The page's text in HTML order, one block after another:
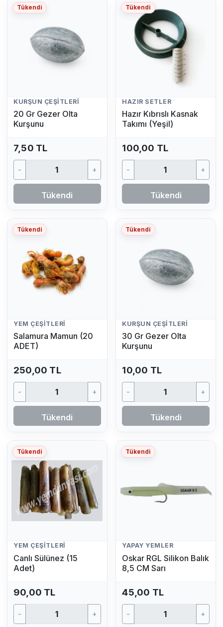
Tükendi
KURŞUN ÇEŞITLERI
20 Gr Gezer Olta
Kurşunu
7,50 TL
- +
Tükendi
Tükendi
HAZIR SETLER
Hazır Kıbrıslı Kasnak
Takımı (Yeşil)
100,00 TL
- +
Tükendi
Tükendi
YEM ÇEŞITLERI
Salamura Mamun (20
ADET)
250,00 TL
- +
Tükendi
Tükendi
KURŞUN ÇEŞITLERI
30 Gr Gezer Olta
Kurşunu
10,00 TL
- +
Tükendi
Tükendi
YEM ÇEŞITLERI
Canlı Sülünez (15
Adet)
90,00 TL
- +
Tükendi
YAPAY YEMLER
Oskar RGL Silikon Balık
8,5 CM Sarı
45,00 TL
- +